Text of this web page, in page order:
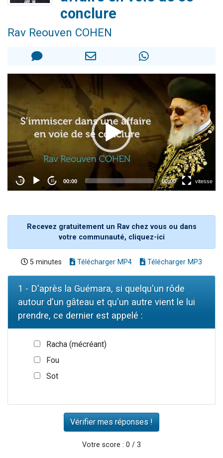
Ariel vient de donner son Maasser
Nathaniel vient de donner son Maasser
conclure
Rav Reouven COHEN
Recevez gratuitement un Rav chez vous ou dans
votre communauté, cliquez-ici
5 minutes Télécharger MP4 Télécharger MP3
1 - D'après la Guémara, si quelqu'un rôde
autour d'un gâteau et qu'un autre vient le lui
prendre, ce dernier est appelé :
Racha (mécréant)
Fou
Sot
Votre score : 0 / 3